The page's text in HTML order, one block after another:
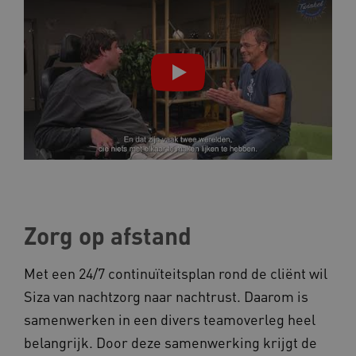
Zorg op afstand
Met een 24/7 continuïteitsplan rond de cliënt wil
Siza van nachtzorg naar nachtrust. Daarom is
samenwerken in een divers teamoverleg heel
belangrijk. Door deze samenwerking krijgt de